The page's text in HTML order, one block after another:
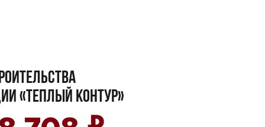
«ТЕПЛЫЙ КОНТУР»